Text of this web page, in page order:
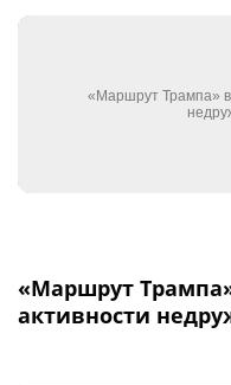
«Маршрут
активности